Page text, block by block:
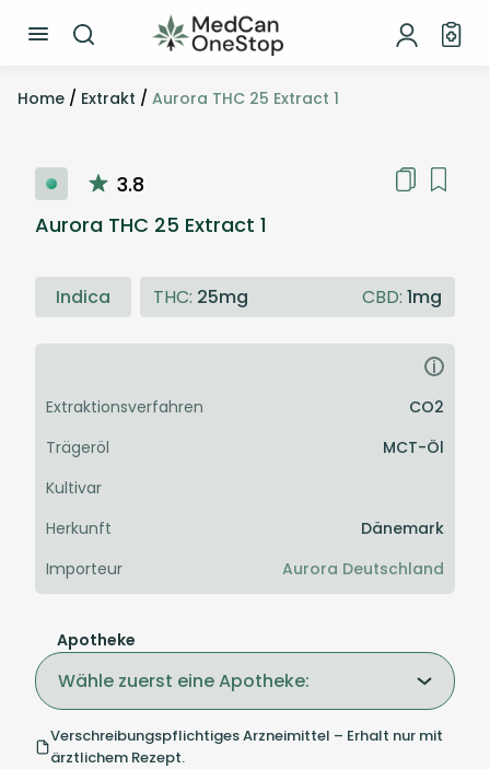
Home / Extrakt / Aurora THC 25 Extract 1
3.8
Aurora THC 25 Extract 1
Indica THC: 25mg CBD: 1mg
i
Extraktionsverfahren
CO2
Trägeröl
MCT-Öl
Kultivar
Herkunft
Dänemark
Importeur
Aurora Deutschland
Apotheke
Wähle zuerst eine Apotheke:
Verschreibungspflichtiges Arzneimittel – Erhalt nur mit
ärztlichem Rezept.